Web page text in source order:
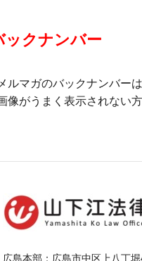
ックナンバー
メルマガのバックナンバー
像がうまく表示されない
広島本部： 広島市中区上八丁